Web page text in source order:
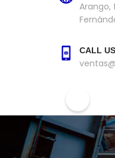
Arango,
CALL